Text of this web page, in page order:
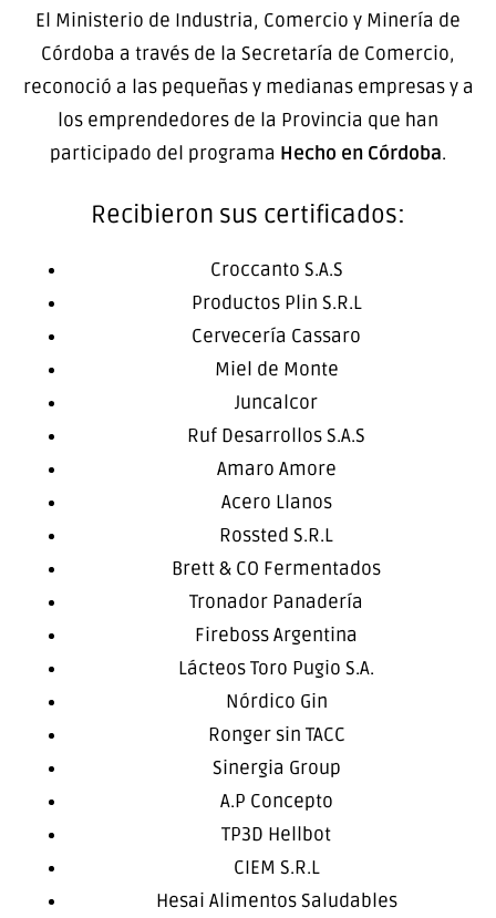
El Ministerio de Industria, Comercio y Minería de
Córdoba a través de la Secretaría de Comercio,
reconoció a las pequeñas y medianas empresas y a
los emprendedores de la Provincia que han
participado del programa Hecho en Córdoba.
Recibieron sus certificados:
Croccanto S.A.S
Productos Plin S.R.L
Cervecería Cassaro
Miel de Monte
Juncalcor
Ruf Desarrollos S.A.S
Amaro Amore
Acero Llanos
Rossted S.R.L
Brett & CO Fermentados
Tronador Panadería
Fireboss Argentina
Lácteos Toro Pugio S.A.
Nórdico Gin
Ronger sin TACC
Sinergia Group
A.P Concepto
TP3D Hellbot
CIEM S.R.L
Hesai Alimentos Saludables